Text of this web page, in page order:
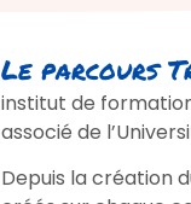
Le parcours
institut de
associé de
Depuis la création